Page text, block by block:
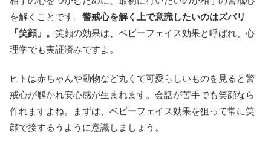
を解くことです。 警戒心を解く上で意識したいのはズバリ
「笑顔」。 笑顔の効果は、ベビーフェイス効果と呼ばれ、心
理学でも実証済みですよ。
ヒトは赤ちゃんや動物など丸くて可愛らしいものを見ると警
戒心が解かれ安心感が生まれます。会話が苦手でも笑顔なら
作れますよね。まずは、ベビーフェイス効果を狙って常に笑
顔で接するうように意識しましょう。